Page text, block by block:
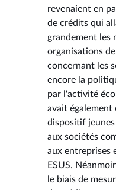
revenaient en
de crédits qui
grandement les
organisations
concernant les
encore la
par l'activité
avait également
dispositif
aux sociétés
aux entreprises
ESUS.
le biais de